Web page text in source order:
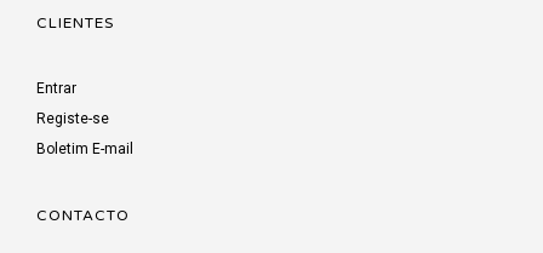
CLIENTES
Entrar
Registe-se
Boletim E-mail
CONTACTO